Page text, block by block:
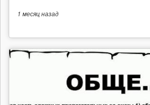
1 месяцназад